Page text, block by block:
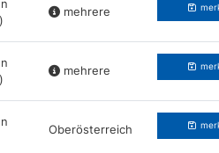
mehrere
mehrere
Oberösterreich